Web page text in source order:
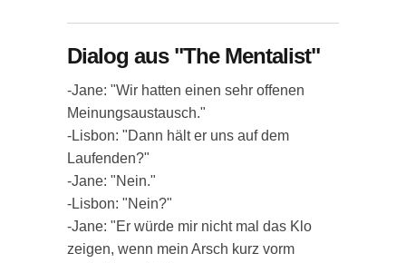
Dialog aus "The Mentalist"
-Jane: "Wir hatten einen sehr offenen
Meinungsaustausch."
-Lisbon: "Dann hält er uns auf dem
Laufenden?"
-Jane: "Nein."
-Lisbon: "Nein?"
-Jane: "Er würde mir nicht mal das Klo
zeigen, wenn mein Arsch kurz vorm